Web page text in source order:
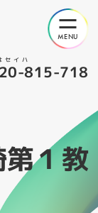
セイハ
815-718
１教